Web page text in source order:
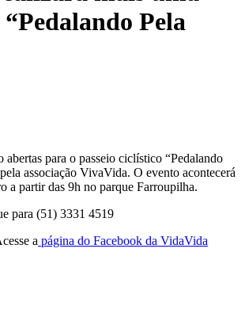
Pela
abertas para o passeio ciclístico “Pedalando
associação VivaVida. O evento acontecerá
a partir das 9h no parque Farroupilha.
para (51) 3331 4519
a página do Facebook da VidaVida